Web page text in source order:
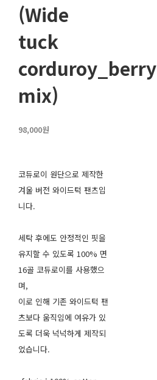
(Wide
tuck
corduroy_berry
mix)
98,000원
코듀로이 원단으로 제작한
겨울 버전 와이드턱 팬츠입
니다.
세탁 후에도 안정적인 핏을
유지할 수 있도록 100% 면
16골 코듀로이를 사용했으
며,
이로 인해 기존 와이드턱 팬
츠보다 움직임에 여유가 있
도록 더욱 넉넉하게 제작되
었습니다.